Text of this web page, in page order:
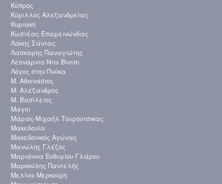
Κύπρος
Κύριλλος Αλεξανδρείας
Κυριακή
Κωστέας Επαμεινώνδας
Λάκης Σάντας
Λάσκαρης Παναγιώτης
Λεονάρντο Ντα Βίντσι
Λόγος στην Πνύκα
Μ. Αθανάσιος
Μ. Αλέξανδρος
Μ. Βασίλειος
Μάγοι
Μάριος-Μιχαήλ Τουρούτσικας
Μακεδονία
Μακεδονικός Αγώνας
Μανώλης Γλέζος
Μαριάννα Ευθυμίου-Γλάρου
Μαρκούλης Παντελής
Μελίνα Μερκούρη